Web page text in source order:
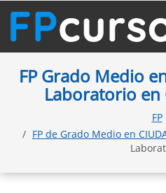
FP Grado Medio
Laboratorio en
FP
FP de Grado Medio en